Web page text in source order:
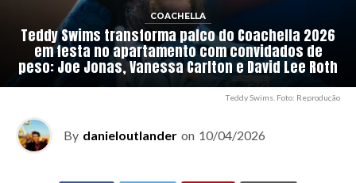
COACHELLA
Teddy Swims transforma palco do Coachella 2026
em festa no apartamento com convidados de
peso: Joe Jonas, Vanessa Carlton e David Lee Roth
Teddy Swims. Foto: Reprodução
By danieloutlander on 10/04/2026